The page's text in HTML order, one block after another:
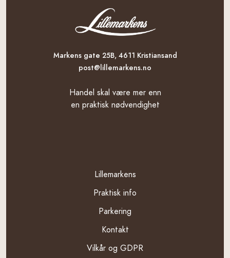
Markens gate 25B, 4611 Kristiansand
post@lillemarkens.no
Handel skal være mer enn
en praktisk nødvendighet
Lillemarkens
Praktisk info
Parkering
Kontakt
Vilkår og GDPR